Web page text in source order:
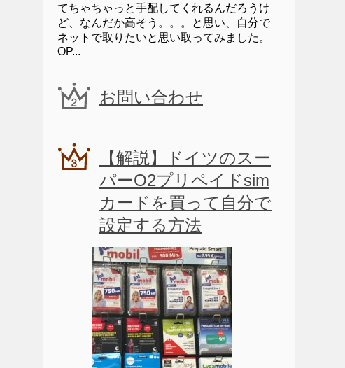
てちゃちゃっと手配してくれるんだろうけ
ど、なんだか高そう。。。と思い、自分で
ネットで取りたいと思い取ってみました。
OP...
お問い合わせ
【解説】ドイツのスー
パーO2プリペイドsim
カードを買って自分で
設定する方法